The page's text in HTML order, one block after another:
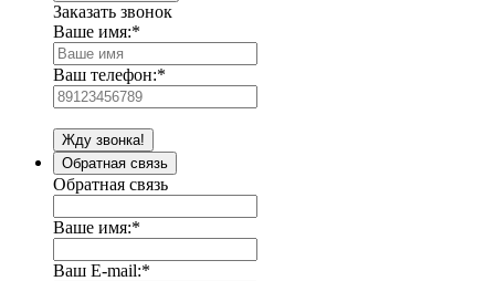
Заказать звонок
Ваше имя:*
Ваш телефон:*
Жду звонка!
Обратная связь
Обратная связь
Ваше имя:*
Ваш E-mail:*